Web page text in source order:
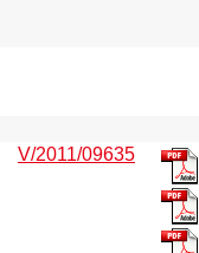
V/2011/09635